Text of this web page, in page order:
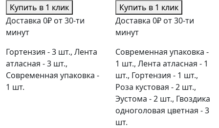
Купить в 1 клик
Доставка 0₽ от 30-ти
минут
Гортензия - 3 шт., Лента
атласная - 3 шт.,
Современная упаковка -
1 шт.
Купить в 1 клик
Доставка 0₽ от 30-ти
минут
Современная упаковка -
1 шт., Лента атласная - 1
шт., Гортензия - 1 шт.,
Роза кустовая - 2 шт.,
Эустома - 2 шт., Гвоздика
одноголовая цветная - 3
шт.